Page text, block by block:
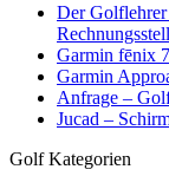
Der
Garmin fēnix
Garmin
Anfrage –
Jucad –
Golf Kategorien